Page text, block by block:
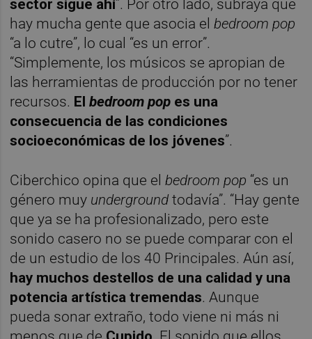
sector sigue ahí”. Por otro lado, subraya que
hay mucha gente que asocia elbedroom pop
“a lo cutre”, lo cual “es un error”.
“Simplemente, los músicos se apropian de
las herramientas de producción por no tener
recursos. Elbedroom pop es una
consecuencia de las condiciones
socioeconómicas de los jóvenes”.
Ciberchico opina que elbedroom pop “es un
género muy undergroundtodavía”. “Hay gente
que ya se ha profesionalizado, pero este
sonido casero no se puede comparar con el
de un estudio de los 40 Principales. Aún así,
hay muchos destellos de una calidad y una
potencia artística tremendas. Aunque
pueda sonar extraño, todo viene ni más ni